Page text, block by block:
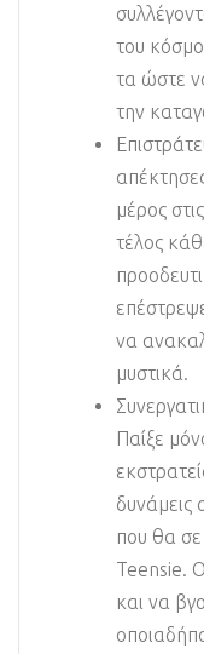
του
τα ώστε
την
μέρος
τέλος
να
μυστικά.
Παίξε
δυνάμεις
που θα
Teensie.
και να